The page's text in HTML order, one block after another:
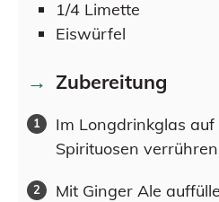
1/4 Limette
Eiswürfel
Zubereitung
Im Longdrinkglas
Spirituosen
Mit Ginger Ale